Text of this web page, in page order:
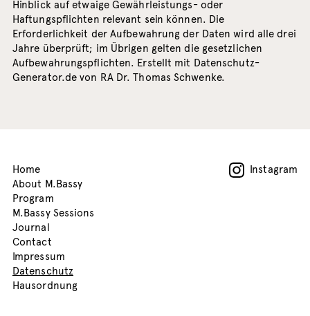
Hinblick auf etwaige Gewährleistungs- oder
Haftungspflichten relevant sein können. Die
Erforderlichkeit der Aufbewahrung der Daten wird alle drei
Jahre überprüft; im Übrigen gelten die gesetzlichen
Aufbewahrungspflichten. Erstellt mit Datenschutz-
Generator.de von RA Dr. Thomas Schwenke.
Home
About M.Bassy
Program
M.Bassy Sessions
Journal
Contact
Impressum
Datenschutz
Hausordnung
Instagram